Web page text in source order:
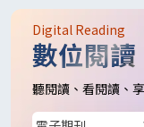
Digital Reading
數位閱讀
聽閱讀、看閱讀、